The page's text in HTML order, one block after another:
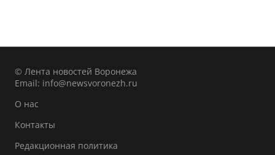
© Лента новостей Воронежа
Email: info@newsvoronezh.ru
О нас
Контакты
Редакционная политика